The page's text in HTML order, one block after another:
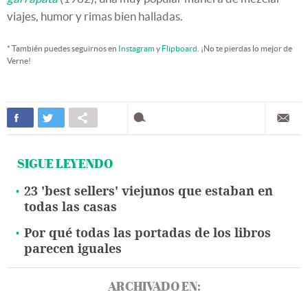
viajes, humor y rimas bien halladas.
* También puedes seguirnos en Instagramy Flipboard . ¡No te pierdas lo mejor de
Verne!
SIGUE LEYENDO
23 'best sellers' viejunos que estaban en
todas las casas
Por qué todas las portadas de los libros
parecen iguales
ARCHIVADO EN: